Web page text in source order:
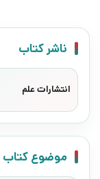
ناشر کتاب
انتشارات علم
موضوع کتاب